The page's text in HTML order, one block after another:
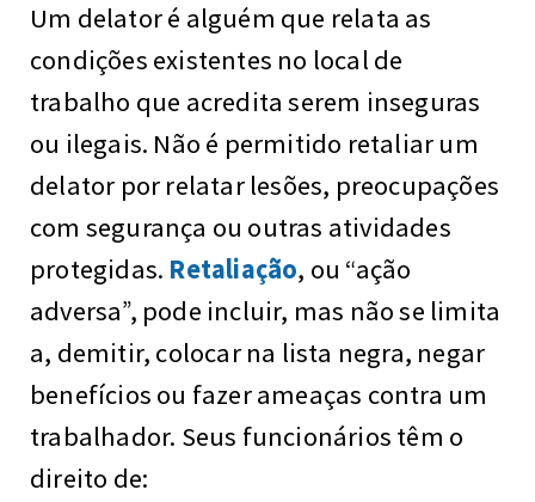
Um delator é alguém que relata as
condições existentes no local de
trabalho que acredita serem inseguras
ou ilegais. Não é permitido retaliar um
delator por relatar lesões, preocupações
com segurança ou outras atividades
protegidas. Retaliação, ou “ação
adversa”, pode incluir, mas não se limita
a, demitir, colocar na lista negra, negar
benefícios ou fazer ameaças contra um
trabalhador. Seus funcionários têm o
direito de: